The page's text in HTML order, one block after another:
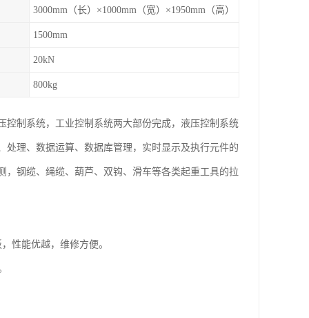
3000mm（长）×1000mm（宽）×1950mm（高）
1500mm
20kN
800kg
制系统，工业控制系统两大部份完成，液压控制系统
理、数据运算、数据库管理，实时显示及执行元件的
钢缆、绳缆、葫芦、双钩、滑车等各类起重工具的拉
性能优越，维修方便。